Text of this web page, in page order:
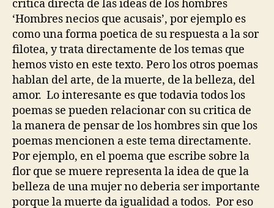
critica directa de las ideas de los hombres
‘Hombres necios que acusais’, por ejemplo es
como una forma poetica de su respuesta a la sor
filotea, y trata directamente de los temas que
hemos visto en este texto. Pero los otros poemas
hablan del arte, de la muerte, de la belleza, del
amor. Lo interesante es que todavia todos los
poemas se pueden relacionar con su critica de
la manera de pensar de los hombres sin que los
poemas mencionen a este tema directamente.
Por ejemplo, en el poema que escribe sobre la
flor que se muere representa la idea de que la
belleza de una mujer no deberia ser importante
porque la muerte da igualidad a todos. Por eso